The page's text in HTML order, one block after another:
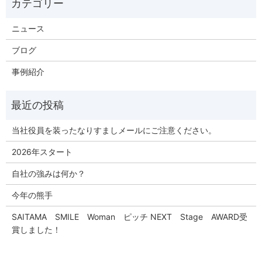
ニュース
ブログ
事例紹介
当社役員を装ったなりすましメールにご注意ください。
2026年スタート
自社の強みは何か？
今年の熊手
SAITAMA SMILE Woman ピッチ NEXT Stage AWARD受
賞しました！